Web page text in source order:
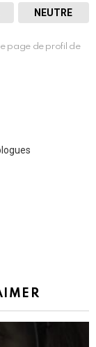
NEUTRE
page de profil de